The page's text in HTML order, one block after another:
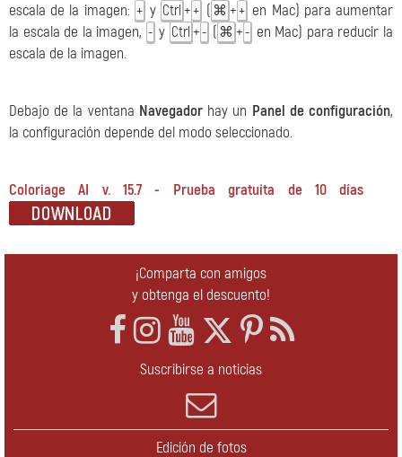
escala de la imagen: + y Ctrl ++ ( ⌘ ++ en Mac) para aumentar
la escala de la imagen, - y Ctrl +- ( ⌘ +- en Mac) para reducir la
escala de la imagen.
Debajo de la ventana Navegadorhay un Panel de configuración,
la configuración depende del modo seleccionado.
Coloriage AI v. 15.7 - Prueba gratuita de 10 días
¡Comparta con amigos
y obtenga el descuento!
Suscribirse a noticias
Edición de fotos